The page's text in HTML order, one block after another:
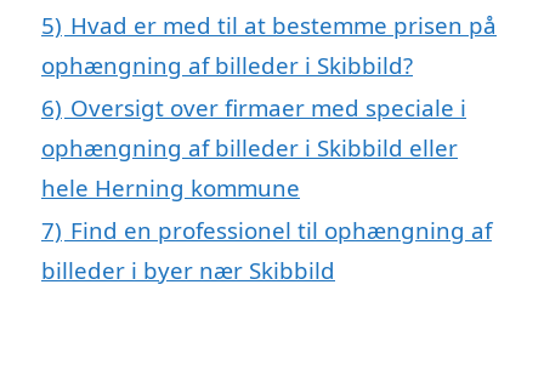
5) Hvad er med til at bestemme prisen på
ophængning af billeder i Skibbild?
6) Oversigt over firmaer med speciale i
ophængning af billeder i Skibbild eller
hele Herning kommune
7) Find en professionel til ophængning af
billeder i byer nær Skibbild